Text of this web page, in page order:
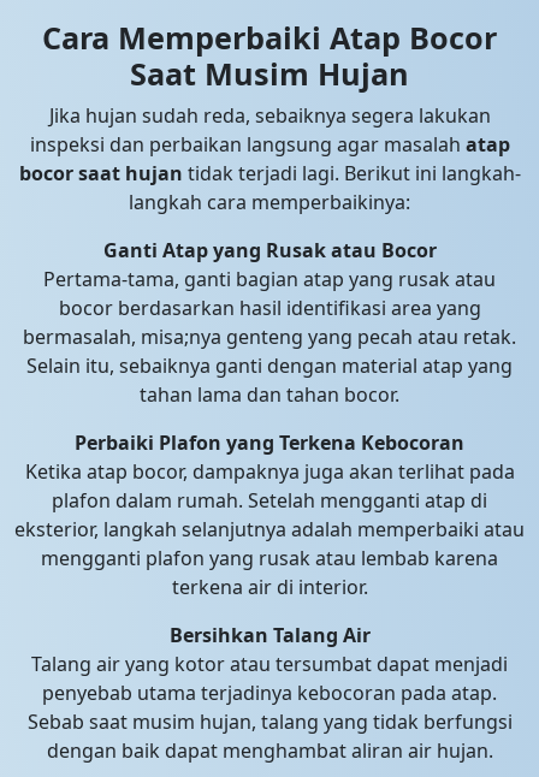
Cara Memperbaiki Atap Bocor
Saat Musim Hujan
Jika hujan sudah reda, sebaiknya segera lakukan
inspeksi dan perbaikan langsung agar masalah atap
bocor saat hujan tidak terjadi lagi. Berikut ini langkah-
langkah cara memperbaikinya:
Ganti Atap yang Rusak atau Bocor
Pertama-tama, ganti bagian atap yang rusak atau
bocor berdasarkan hasil identifikasi area yang
bermasalah, misa;nya genteng yang pecah atau retak.
Selain itu, sebaiknya ganti dengan material atap yang
tahan lama dan tahan bocor.
Perbaiki Plafon yang Terkena Kebocoran
Ketika atap bocor, dampaknya juga akan terlihat pada
plafon dalam rumah. Setelah mengganti atap di
eksterior, langkah selanjutnya adalah memperbaiki atau
mengganti plafon yang rusak atau lembab karena
terkena air di interior.
Bersihkan Talang Air
Talang air yang kotor atau tersumbat dapat menjadi
penyebab utama terjadinya kebocoran pada atap.
Sebab saat musim hujan, talang yang tidak berfungsi
dengan baik dapat menghambat aliran air hujan.